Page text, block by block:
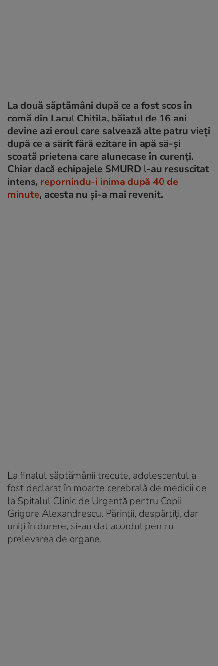
La două săptămâni după ce a fost scos în
comă din Lacul Chitila, băiatul de 16 ani
devine azi eroul care salvează alte patru vieți
după ce a sărit fără ezitare în apă să-și
scoată prietena care alunecase în curenți.
Chiar dacă echipajele SMURD l-au resuscitat
intens, repornindu-i inima după 40 de
minute, acesta nu și-a mai revenit.
La finalul săptămânii trecute, adolescentul a
fost declarat în moarte cerebrală de medicii de
la Spitalul Clinic de Urgență pentru Copii
Grigore Alexandrescu. Părinții, despărțiți, dar
uniți în durere, și-au dat acordul pentru
prelevarea de organe.